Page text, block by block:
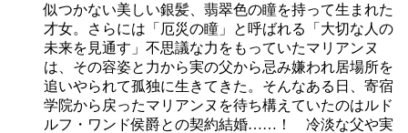
似つかない美しい銀髪、翡翠色の瞳を持って生まれた
才女。さらには「厄災の瞳」と呼ばれる「大切な人の
未来を見通す」不思議な力をもっていたマリアンヌ
は、その容姿と力から実の父から忌み嫌われ居場所を
追いやられて孤独に生きてきた。そんなある日、寄宿
学院から戻ったマリアンヌを待ち構えていたのはルド
ルフ・ワンド侯爵との契約結婚……！ 冷淡な父や実